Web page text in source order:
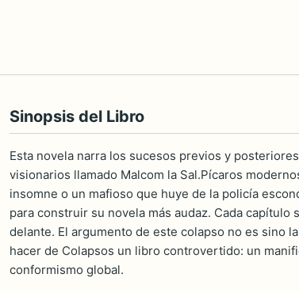
Sinopsis del Libro
Esta novela narra los sucesos previos y
visionarios llamado Malcom la Sal.Pícaros
insomne o un mafioso que huye de la policía
para construir su novela más audaz. Cada
delante. El argumento de este colapso no es sino
hacer de Colapsos un libro controvertido: un
conformismo global.